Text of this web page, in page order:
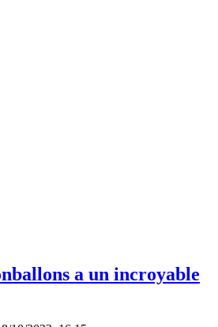
a un incroyable